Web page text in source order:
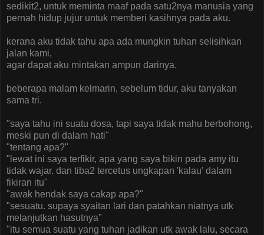
sedikit2, untuk meminta maaf pada satu2nya manusia yang
pernah hidup jujur untuk memberi kasihnya pada aku.
kerana aku tidak tahu apa ada mungkin tuhan selisihkan
jalan kami,
agar dapat aku mintakan ampun darinya.
beberapa malam kelmarin, sebelum tidur, aku tanyakan
sama tri.
"saya tahu ini suatu dosa, tapi saya tidak mahu berbohong,
meski pun di dalam hati"
"tentang apa?"
"lewat ini saya terfikir, apa yang saya bikin pada amy itu
tidak wajar. dan tiba2 tercetus ungkapan 'kalau' dalam
fikiran itu"
"awak hendak saya cakap apa?"
"sesuatu. supaya syaitan lari dan patahkan niatnya utk
melanjutkan hasutnya"
"itu semua suatu yang tuhan jadikan utk awak lalu, secara